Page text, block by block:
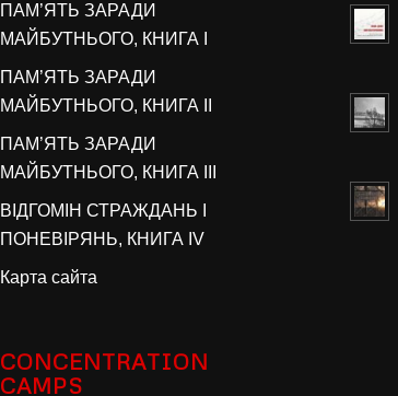
ПАМ’ЯТЬ ЗАРАДИ
МАЙБУТНЬОГО, КНИГА I
ПАМ’ЯТЬ ЗАРАДИ
МАЙБУТНЬОГО, КНИГА II
ПАМ’ЯТЬ ЗАРАДИ
МАЙБУТНЬОГО, КНИГА III
ВІДГОМІН СТРАЖДАНЬ І
ПОНЕВІРЯНЬ, КНИГА IV
Карта сайта
CONCENTRATION
CAMPS